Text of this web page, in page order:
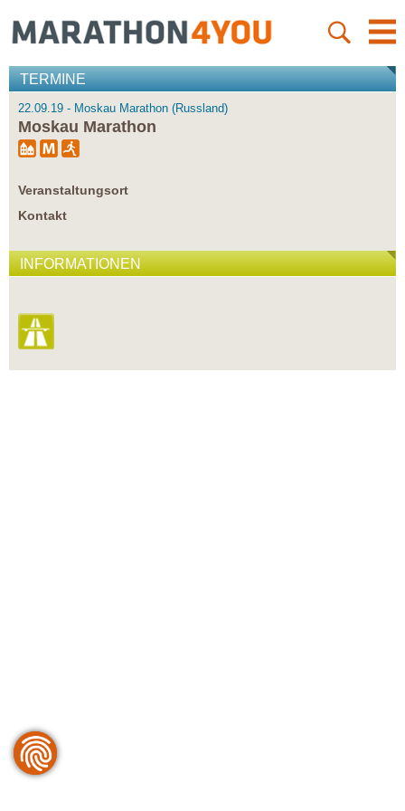
TERMINE
22.09.19 - Moskau Marathon (Russland)
Moskau Marathon
Veranstaltungsort
Kontakt
INFORMATIONEN